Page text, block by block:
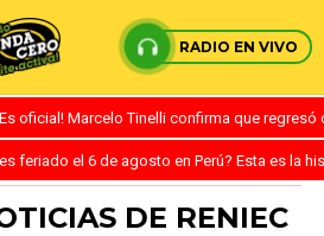
RADIO EN VIVO
oficial! Marcelo Tinelli confirma que
feriado el 6 de agosto en Perú? Esta es la
DE RENIEC